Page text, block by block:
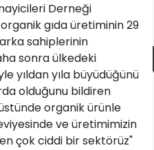
Derneği
gıda üretiminin 29
sahiplerinin
sonra ülkedeki
yıldan yıla büyüdüğünü
olduğunu bildiren
üstünde organik ürünle
ve üretimimizin
çok ciddi bir sektörüz"